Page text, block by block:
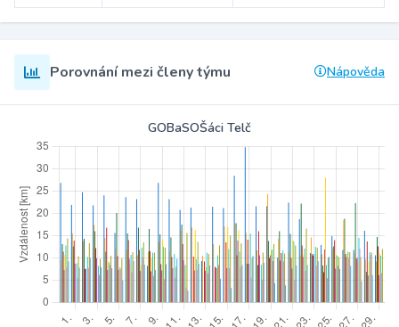
Porovnání mezi členy týmu Nápověda
GOBaSOŠáci Telč